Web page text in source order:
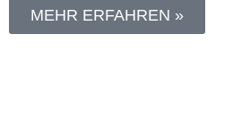
MEHR ERFAHREN »